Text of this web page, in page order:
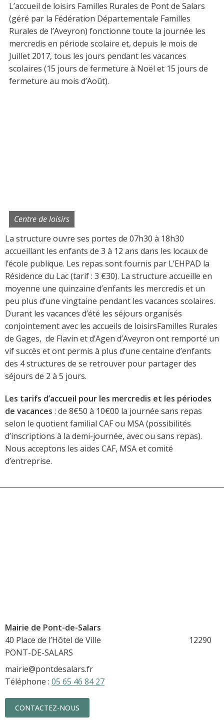
L’accueil de loisirs Familles Rurales de Pont de Salars
(géré par la Fédération Départementale Familles
Rurales de l’Aveyron) fonctionne toute la journée les
mercredis en période scolaire et, depuis le mois de
Juillet 2017, tous les jours pendant les vacances
scolaires (15 jours de fermeture à Noël et 15 jours de
fermeture au mois d’Août).
Centre de loisirs
La structure ouvre ses portes de 07h30 à 18h30
accueillant les enfants de 3 à 12 ans dans les locaux de
l’école publique. Les repas sont fournis par L’EHPAD la
Résidence du Lac (tarif : 3 €30). La structure accueille en
moyenne une quinzaine d’enfants les mercredis et un
peu plus d’une vingtaine pendant les vacances scolaires.
Durant les vacances d’été les séjours organisés
conjointement avec les accueils de loisirsFamilles Rurales
de Gages, de Flavin et d’Agen d’Aveyron ont remporté un
vif succès et ont permis à plus d’une centaine d’enfants
des 4 structures de se retrouver pour partager des
séjours de 2 à 5 jours.
Les tarifs d’accueil pour les mercredis et les périodes
de vacances : de 8€50 à 10€00 la journée sans repas
selon le quotient familial CAF ou MSA (possibilités
d’inscriptions à la demi-journée, avec ou sans repas).
Nous acceptons les aides CAF, MSA et comité
d’entreprise.
Mairie de Pont-de-Salars
40 Place de l’Hôtel de Ville 12290
PONT-DE-SALARS
mairie@pontdesalars.fr
Téléphone : 05 65 46 84 27
CONTACTEZ-NOUS